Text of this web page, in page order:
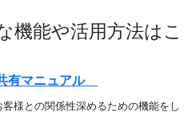
機能や活用方法はこ
有マニュアル
様との関係性深めるための機能をし